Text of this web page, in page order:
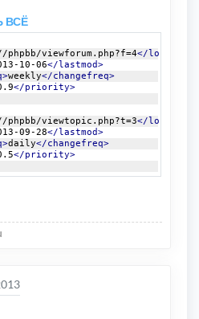
ВСЁ
viewforum.php?f=4</loc>
10-06</lastmod>
weekly</changefreq>
</priority>
viewtopic.php?t=3</loc>
09-28</lastmod>
daily</changefreq>
</priority>